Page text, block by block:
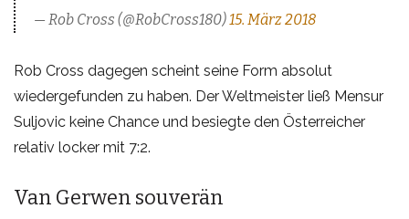
— Rob Cross (@RobCross180)15. März 2018
Rob Cross dagegen scheint seine Form absolut
wiedergefunden zu haben. Der Weltmeister ließ Mensur
Suljovic keine Chance und besiegte den Österreicher
relativ locker mit 7:2.
Van Gerwen souverän